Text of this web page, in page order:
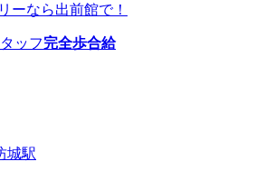
ーなら出前館で！
ッフ完全歩合給
城駅